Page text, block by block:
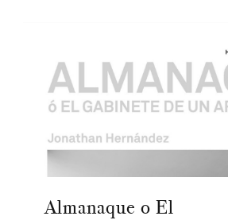
Almanaque o El